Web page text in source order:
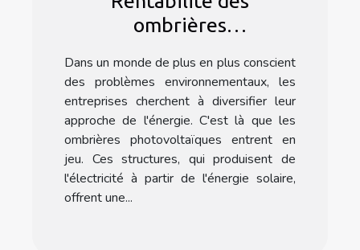
ombrières
entreprises
Dans un monde de plus en plus conscient
des problèmes environnementaux, les
entreprises cherchent à diversifier leur
approche de l'énergie. C'est là que les
ombrières photovoltaïques entrent en
jeu. Ces structures, qui produisent de
l'électricité à partir de l'énergie solaire,
offrent une...